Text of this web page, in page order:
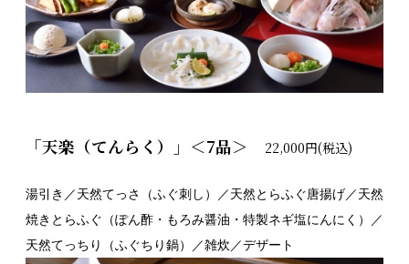
「天楽（てんらく）」＜7品＞ 22,000円(税込)
湯引き／天然てっさ（ふぐ刺し）／天然とらふぐ唐揚げ／天然
焼きとらふぐ（ぽん酢・もろみ醤油・特製ネギ塩にんにく）／
天然てっちり（ふぐちり鍋）／雑炊／デザート